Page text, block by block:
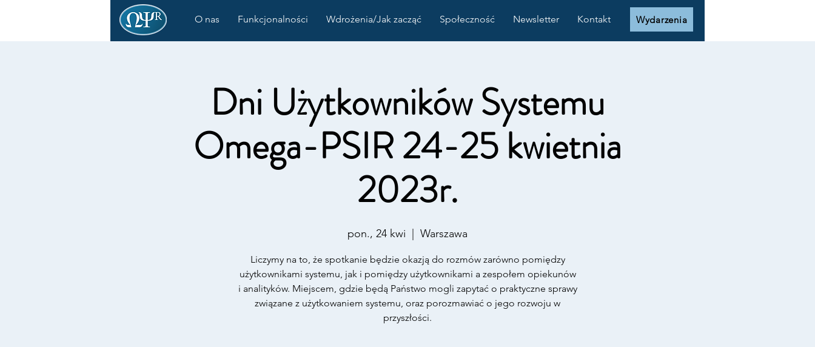
O nas Funkcjonalności Wdrożenia/Jak zacząć Społeczność Newsletter Kontakt Wydarzenia
Dni Użytkowników Systemu
Omega-PSIR 24-25 kwietnia
2023r.
pon., 24 kwi Warszawa
Liczymy na to, że spotkanie będzie okazją do rozmów zarówno pomiędzy
użytkownikami systemu, jak i pomiędzy użytkownikami a zespołem opiekunów
i analityków. Miejscem, gdzie będą Państwo mogli zapytać o praktyczne sprawy
związane z użytkowaniem systemu, oraz porozmawiać o jego rozwoju w
przyszłości.